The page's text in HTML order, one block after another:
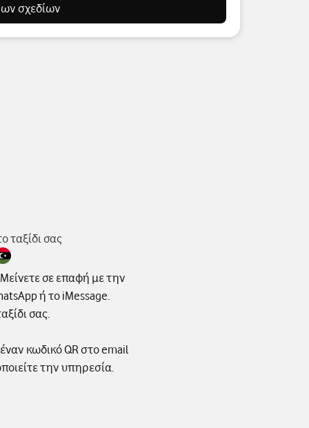
σχεδίων
ταξίδι σας
σε επαφή με την
ή το iMessage.
σας.
κωδικό QR στο email
την υπηρεσία.